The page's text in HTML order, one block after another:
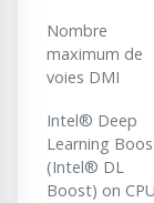
Nombre
maximum de
voies DMI
Intel® Deep
Learning
(Intel® DL
Boost) on CPU